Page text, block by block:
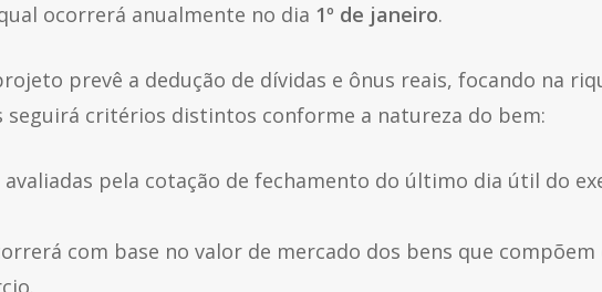
ocorrerá anualmente no dia 1º de janeiro.
prevê a dedução de dívidas e ônus reais, focando na
critérios distintos conforme a natureza do bem:
avaliadas pela cotação de fechamento do último dia útil do
com base no valor de mercado dos bens que